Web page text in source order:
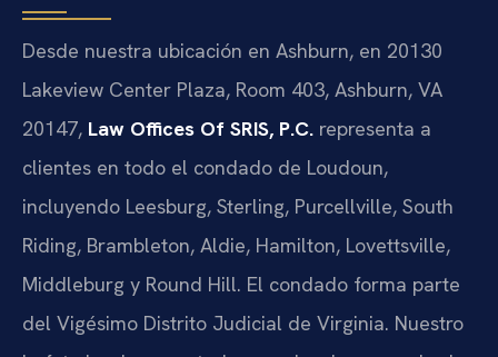
Desde nuestra ubicación en Ashburn, en 20130
Lakeview Center Plaza, Room 403, Ashburn, VA
20147, Law Offices Of SRIS, P.C. representa a
clientes en todo el condado de Loudoun,
incluyendo Leesburg, Sterling, Purcellville, South
Riding, Brambleton, Aldie, Hamilton, Lovettsville,
Middleburg y Round Hill. El condado forma parte
del Vigésimo Distrito Judicial de Virginia. Nuestro